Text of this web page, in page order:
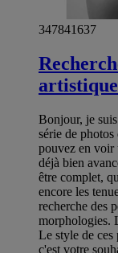
347841637
artistique
Bonjour, je
série de
pouvez en voir
déjà bien
être complet,
encore les
recherche des
morphologies.
Le style de ces
c'est votre